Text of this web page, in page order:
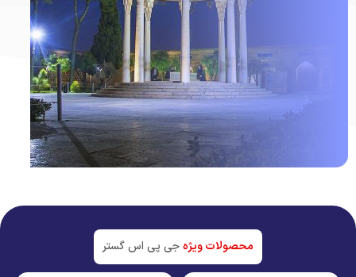
ردیاب خودرو درشیراز
محصولات ویژهجی پی اس گستر